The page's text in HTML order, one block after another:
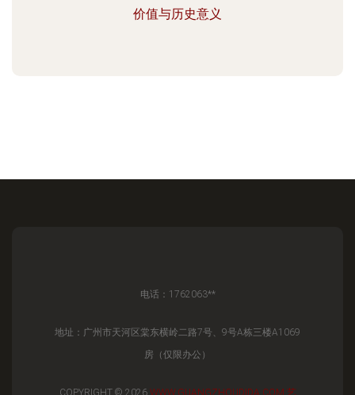
价值与历史意义
电话：1762063**
地址：广州市天河区棠东横岭二路7号、9号A栋三楼A1069
房（仅限办公）
COPYRIGHT © 2026 WWW.GUANGZHOUDIDA.COM 艺